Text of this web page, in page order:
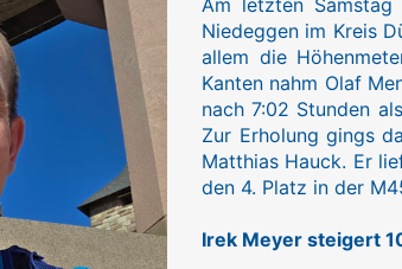
Am letzten
Niedeggen im Kreis
allem die
Kanten nahm Olaf
nach 7:02 Stunden
Zur Erholung gings
Matthias Hauck. Er
den 4. Platz in der
Irek Meyer steigert